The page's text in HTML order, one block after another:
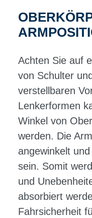
Achten Sie auf
von Schulter
verstellbaren
Lenkerformen
Winkel von
werden. Die
angewinkelt
sein. Somit
und
absorbiert
Fahrsicherheit